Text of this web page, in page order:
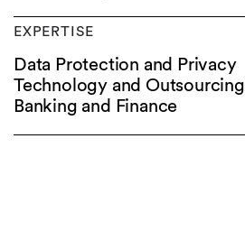
EXPERTISE
Data Protection and Privacy
Technology and Outsourcing
Banking and Finance